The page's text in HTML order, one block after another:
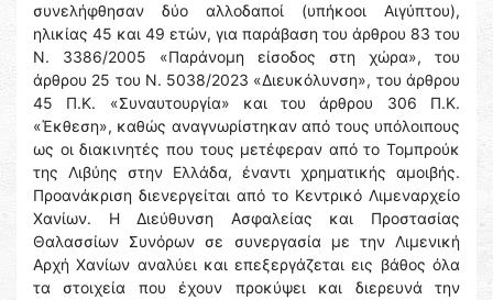
συνελήφθησαν δύο αλλοδαποί (υπήκοοι Αιγύπτου),
ηλικίας 45 και 49 ετών, για παράβαση του άρθρου 83 του
Ν. 3386/2005 «Παράνομη είσοδος στη χώρα», του
άρθρου 25 του Ν. 5038/2023 «Διευκόλυνση», του άρθρου
45 Π.Κ. «Συναυτουργία» και του άρθρου 306 Π.Κ.
«Έκθεση», καθώς αναγνωρίστηκαν από τους υπόλοιπους
ως οι διακινητές που τους μετέφεραν από το Τομπρούκ
της Λιβύης στην Ελλάδα, έναντι χρηματικής αμοιβής.
Προανάκριση διενεργείται από το Κεντρικό Λιμεναρχείο
Χανίων. Η Διεύθυνση Ασφαλείας και Προστασίας
Θαλασσίων Συνόρων σε συνεργασία με την Λιμενική
Αρχή Χανίων αναλύει και επεξεργάζεται εις βάθος όλα
τα στοιχεία που έχουν προκύψει και διερευνά την